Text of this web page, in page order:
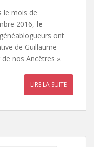
le mois de
2016, le
ont
de Guillaume
nos Ancêtres ».
LIRE LA SUITE